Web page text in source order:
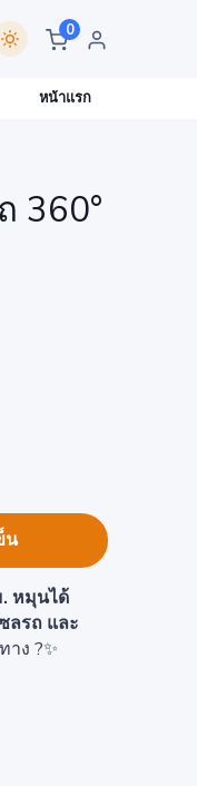
0
หน้าแรก
360°
น
หมุนได้
ลรถ และ
ง ?✨